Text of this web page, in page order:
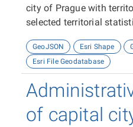
city of Prague with
selected territorial
GeoJSON Esri Shape
Esri File Geodatabase
of capital